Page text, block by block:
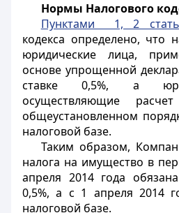
Нормы Налогового
Пунктами 1, 2
кодекса определено, что
юридические лица,
основе упрощенной
ставке 0,5%, а
осуществляющие
общеустановленном
налоговой базе.
Таким образом,
налога на имущество в
апреля 2014 года
0,5%, а с 1 апреля 2014
налоговой базе.